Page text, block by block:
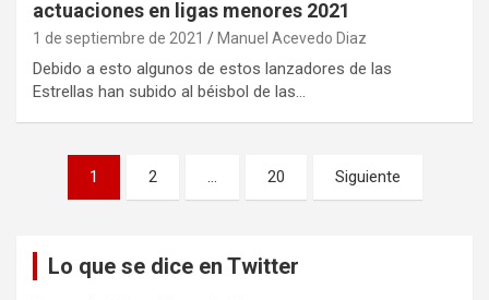
actuaciones en ligas menores 2021
1 de septiembre de 2021 Manuel Acevedo Diaz
Debido a esto algunos de estos lanzadores de las
Estrellas han subido al béisbol de las…
Navegación
1 2 … 20 Siguiente
Lo que se dice en Twitter